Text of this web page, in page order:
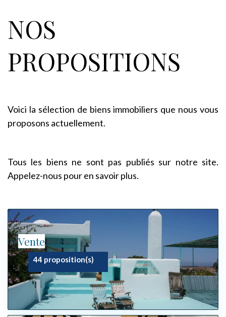
NOS
PROPOSITIONS
Voici la sélection de biens immobiliers que nous vous
proposons actuellement.
Tous les biens ne sont pas publiés sur notre site.
Appelez-nous pour en savoir plus.
Vente
44 proposition(s)